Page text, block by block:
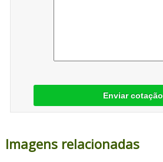
Enviar cotação
Imagens relacionadas